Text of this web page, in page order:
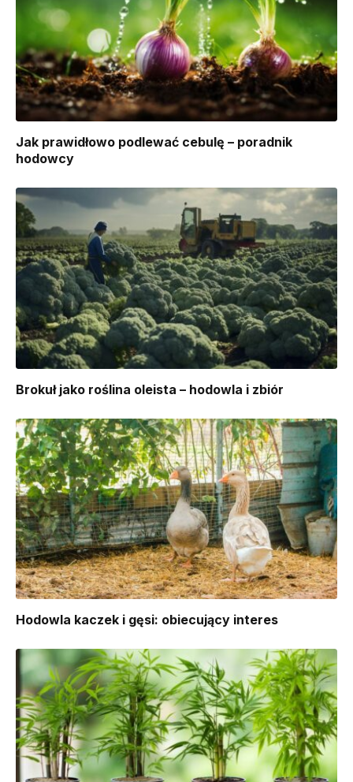
Jak prawidłowo podlewać cebulę – poradnik
hodowcy
Brokuł jako roślina oleista – hodowla i zbiór
Hodowla kaczek i gęsi: obiecujący interes